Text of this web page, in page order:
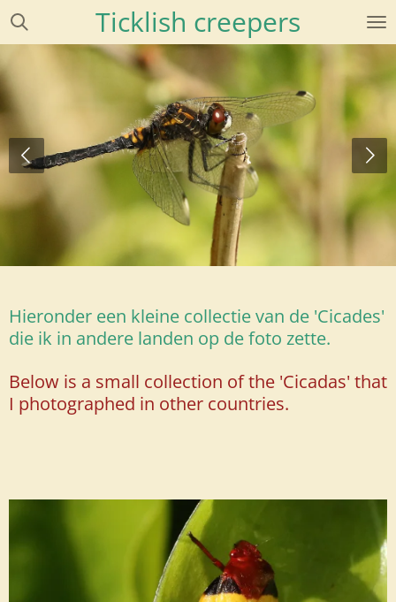
Ga
Ticklish creepers
Hieronder een kleine collectie van de 'Cicades'
die ik in andere landen op de foto zette.
Below is a small collection of the 'Cicadas' that
I photographed in other countries.